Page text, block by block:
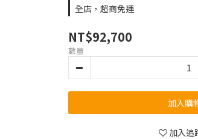
全店，超商免運
NT$92,700
數量
加入購
加入追